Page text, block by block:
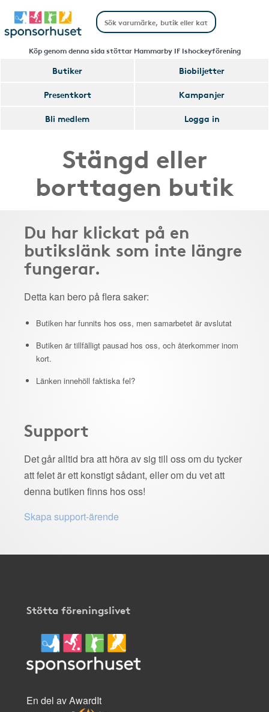
Köp genom denna sida stöttar Hammarby IF Ishockeyförening
Butiker
Biobiljetter
Presentkort
Kampanjer
Bli medlem
Logga in
Stängd eller
borttagen butik
Du har klickat på en
butikslänk som inte längre
fungerar.
Detta kan bero på flera saker:
Butiken har funnits hos oss, men samarbetet är avslutat
Butiken är tillfälligt pausad hos oss, och återkommer inom
kort.
Länken innehöll faktiska fel?
Support
Det går alltid bra att höra av sig till oss om du tycker
att felet är ett konstigt sådant, eller om du vet att
denna butiken finns hos oss!
Skapa support-ärende
Stötta föreningslivet
En del av AwardIt